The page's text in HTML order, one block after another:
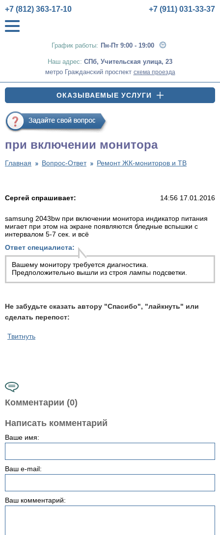
График работы: Пн-Пт 9:00 - 19:00
+7 (812) 363-17-10 +7 (911) 031-33-37
Наш адрес: СПб, Учительская улица, 23
метро Гражданский проспект схема проезда
ОКАЗЫВАЕМЫЕ УСЛУГИ
при включении монитора
Главная Вопрос-Ответ Ремонт ЖК-мониторов и ТВ
Сергей спрашивает: 14:56 17.01.2016
samsung 2043bw при включении монитора индикатор питания
мигает при этом на экране появляются бледные вспышки с
интервалом 5-7 сек. и всё
Ответ специалиста:
Вашему монитору требуется диагностика.
Предположительно вышли из строя лампы подсветки.
Не забудьте сказать автору "Спасибо", "лайкнуть" или
сделать перепост:
Твитнуть
Комментарии (0)
Написать комментарий
Ваше имя:
Ваш e-mail:
Ваш комментарий: